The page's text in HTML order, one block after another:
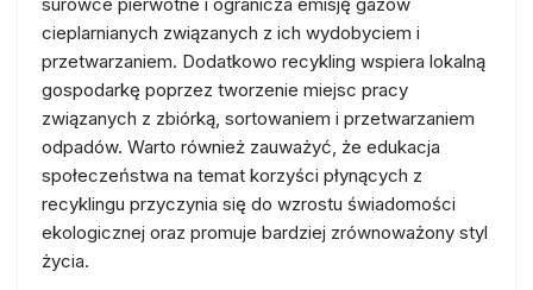
cieplarnianych związanych z ich wydobyciem i
przetwarzaniem. Dodatkowo recykling wspiera lokalną
gospodarkę poprzez tworzenie miejsc pracy
związanych z zbiórką, sortowaniem i przetwarzaniem
odpadów. Warto również zauważyć, że edukacja
społeczeństwa na temat korzyści płynących z
recyklingu przyczynia się do wzrostu świadomości
ekologicznej oraz promuje bardziej zrównoważony styl
życia.